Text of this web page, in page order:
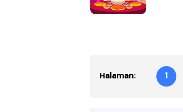
Halaman: 1